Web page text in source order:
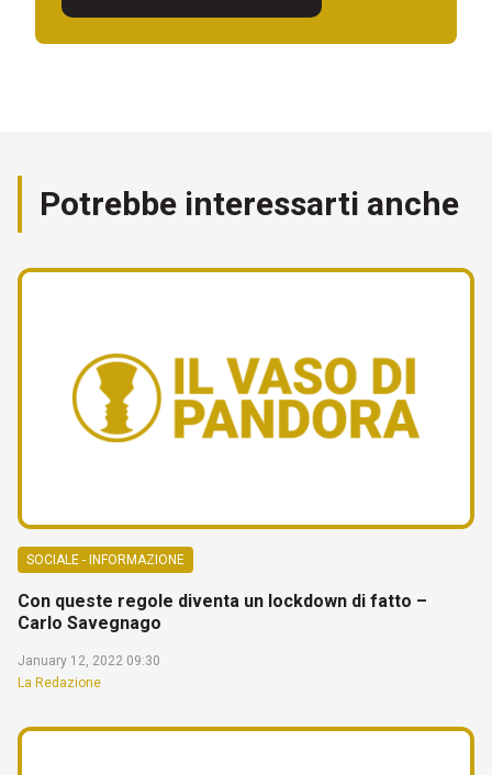
Potrebbe interessarti anche
SOCIALE - INFORMAZIONE
Con queste regole diventa un lockdown di fatto –
Carlo Savegnago
January 12, 2022 09:30
La Redazione